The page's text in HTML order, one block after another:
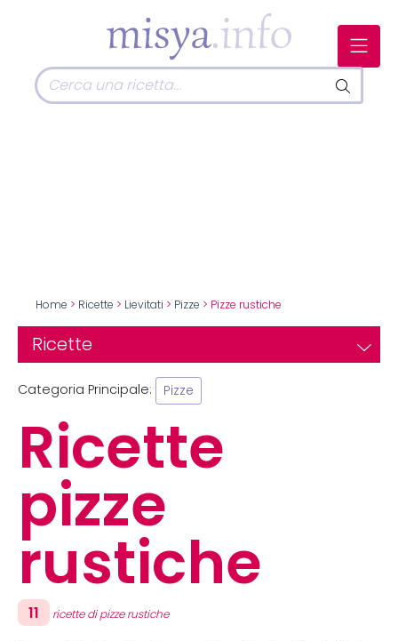
Home > Ricette > Lievitati > Pizze > Pizze rustiche
Ricette
Categoria Principale: Pizze
Ricette
pizze
rustiche
11 ricette di pizze rustiche